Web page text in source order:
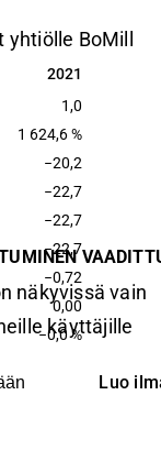
BoMill
2021
2021
1,0
1 624,6 %
−20,2
−22,7
−22,7
−22,7
−0,72
0,00
−0,0 %
näkyvissä vain
käyttäjille
Luo